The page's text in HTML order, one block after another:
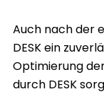
Auch nach der
DESK ein
Optimierung
durch DESK